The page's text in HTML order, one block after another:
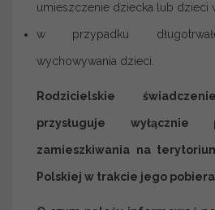
umieszczenie dziecka lub dzieci
w przypadku
wychowywania dzieci.
Rodzicielskie
przysługuje wyłącznie
zamieszkiwania na
Polskiej w trakcie jego